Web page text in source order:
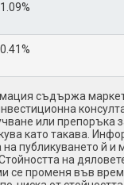
1.09%
0.41%
съдържа
или препоръка
като такава.
публикуването й и
на
се променя във